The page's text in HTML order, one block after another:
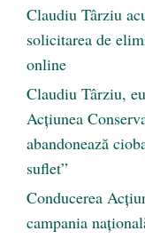
Claudiu Târziu
solicitarea de
online
Claudiu Târziu,
Acțiunea
abandonează
suflet”
Conducerea
campania